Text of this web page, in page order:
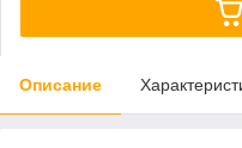
Описание